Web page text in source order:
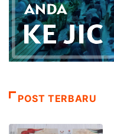
POST TERBARU